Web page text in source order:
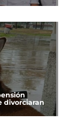
divorciaran